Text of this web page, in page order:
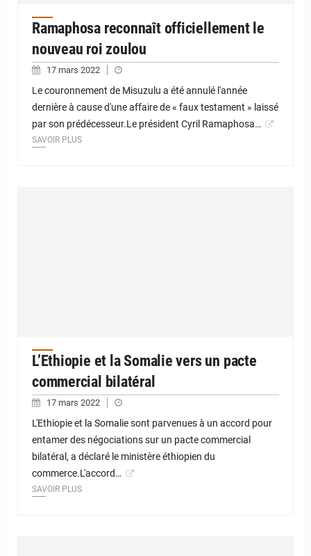
Ramaphosa reconnaît officiellement le
nouveau roi zoulou
17 mars 2022
Le couronnement de Misuzulu a été annulé l'année
dernière à cause d'une affaire de « faux testament » laissé
par son prédécesseur.Le président Cyril Ramaphosa…
SAVOIR PLUS
L’Ethiopie et la Somalie vers un pacte
commercial bilatéral
17 mars 2022
L'Ethiopie et la Somalie sont parvenues à un accord pour
entamer des négociations sur un pacte commercial
bilatéral, a déclaré le ministère éthiopien du
commerce.L'accord…
SAVOIR PLUS